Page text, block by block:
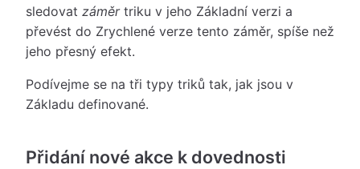
sledovat záměrtriku v jeho Základní verzi a
převést do Zrychlené verze tento záměr, spíše než
jeho přesný efekt.
Podívejme se na tři typy triků tak, jak jsou v
Základu definované.
Přidání nové akce k dovednosti